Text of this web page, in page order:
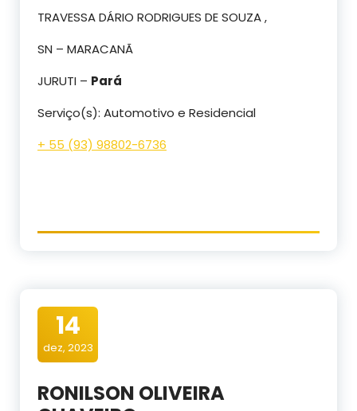
TRAVESSA DÁRIO RODRIGUES DE SOUZA ,
SN – MARACANÃ
JURUTI – Pará
Serviço(s): Automotivo e Residencial
+ 55 (93) 98802-6736
14
dez, 2023
RONILSON OLIVEIRA